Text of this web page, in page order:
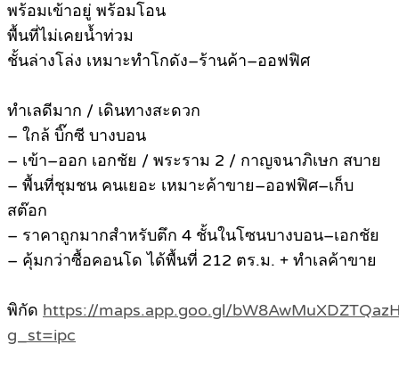
พร้อมเข้าอยู่ พร้อมโอน
พื้นที่ไม่เคยน้ำท่วม
ชั้นล่างโล่ง เหมาะทำโกดัง–ร้านค้า–ออฟฟิศ
ทำเลดีมาก / เดินทางสะดวก
– ใกล้ บิ๊กซี บางบอน
– เข้า–ออก เอกชัย / พระราม 2 / กาญจนาภิเษก สบาย
– พื้นที่ชุมชน คนเยอะ เหมาะค้าขาย–ออฟฟิศ–เก็บ
สต๊อก
– ราคาถูกมากสำหรับตึก 4 ชั้นในโซนบางบอน–เอกชัย
– คุ้มกว่าซื้อคอนโด ได้พื้นที่ 212 ตร.ม. + ทำเลค้าขาย
พิกัด https://maps.app.goo.gl/
g_st=ipc